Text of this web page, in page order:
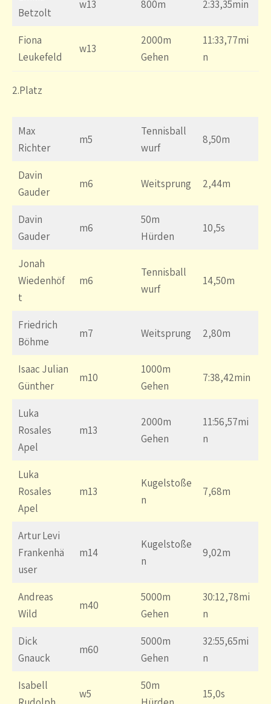
Betzolt
w13 800m 2:33,35min
Fiona
Leukefeld
w13
2000m
Gehen
11:33,77mi
n
2.Platz
Max
Richter
m5
Tennisball
wurf
8,50m
Davin
Gauder
m6 Weitsprung 2,44m
Davin
Gauder
m6
50m
Hürden
10,5s
Jonah
Wiedenhöf
t
m6
Tennisball
wurf
14,50m
Friedrich
Böhme
m7 Weitsprung 2,80m
Isaac Julian
Günther
m10
1000m
Gehen
7:38,42min
Luka
Rosales
Apel
m13
2000m
Gehen
11:56,57mi
n
Luka
Rosales
Apel
m13
Kugelstoße
n
7,68m
Artur Levi
Frankenhä
user
m14
Kugelstoße
n
9,02m
Andreas
Wild
m40
5000m
Gehen
30:12,78mi
n
Dick
Gnauck
m60
5000m
Gehen
32:55,65mi
n
Isabell
w5
50m
15,0s